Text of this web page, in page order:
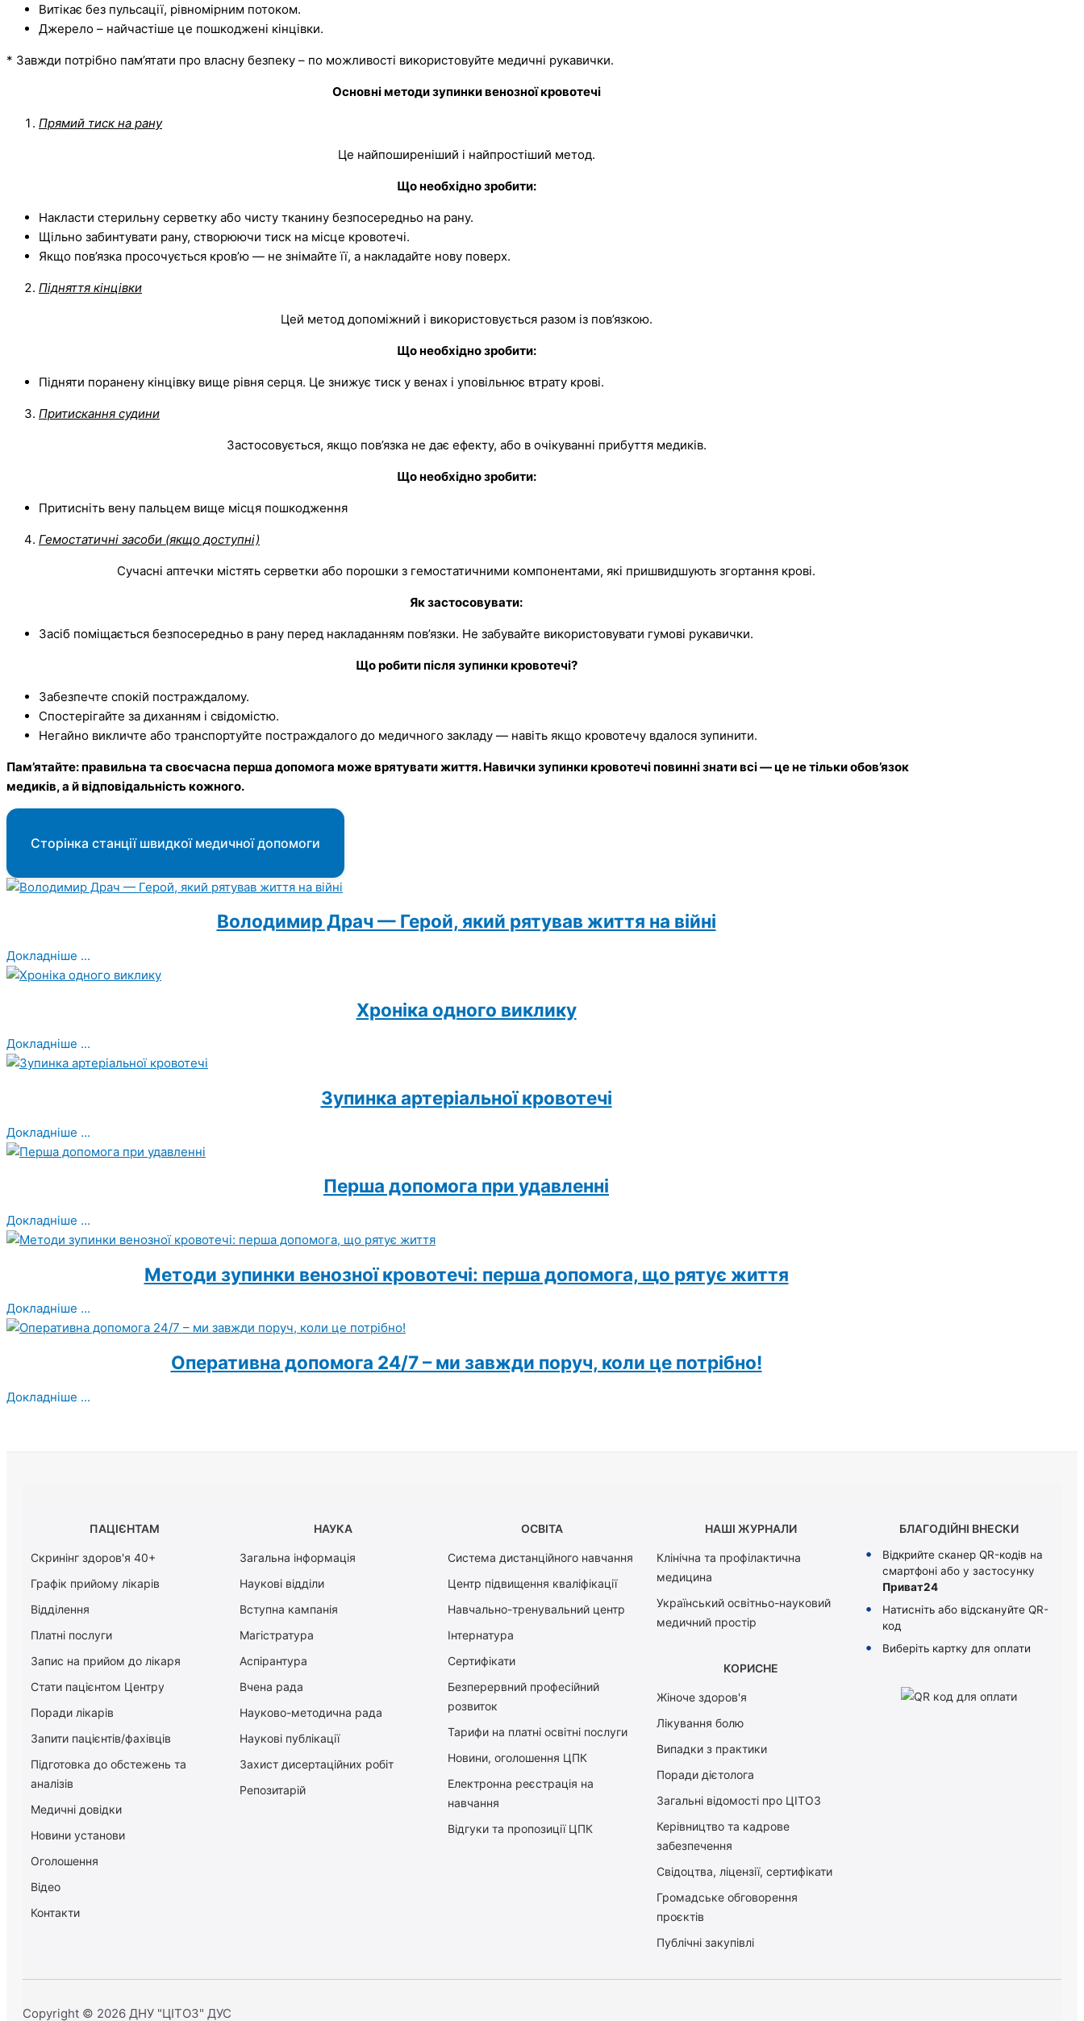
Витікає без пульсації, рівномірним потоком.
Джерело – найчастіше це пошкоджені кінцівки.
* Завжди потрібно пам’ятати про власну безпеку – по можливості використовуйте медичні рукавички.
Основні методи зупинки венозної кровотечі
Прямий тиск на рану
Це найпоширеніший і найпростіший метод.
Що необхідно зробити:
Накласти стерильну серветку або чисту тканину безпосередньо на рану.
Щільно забинтувати рану, створюючи тиск на місце кровотечі.
Якщо пов’язка просочується кров’ю — не знімайте її, а накладайте нову поверх.
Підняття кінцівки
Цей метод допоміжний і використовується разом із пов’язкою.
Що необхідно зробити:
Підняти поранену кінцівку вище рівня серця. Це знижує тиск у венах і уповільнює втрату крові.
Притискання судини
Застосовується, якщо пов’язка не дає ефекту, або в очікуванні прибуття медиків.
Що необхідно зробити:
Притисніть вену пальцем вище місця пошкодження
Гемостатичні засоби (якщо доступні)
Сучасні аптечки містять серветки або порошки з гемостатичними компонентами, які пришвидшують згортання крові.
Як застосовувати:
Засіб поміщається безпосередньо в рану перед накладанням пов’язки. Не забувайте використовувати гумові рукавички.
Що робити після зупинки кровотечі?
Забезпечте спокій постраждалому.
Спостерігайте за диханням і свідомістю.
Негайно викличте або транспортуйте постраждалого до медичного закладу — навіть якщо кровотечу вдалося зупинити.
Пам’ятайте: правильна та своєчасна перша допомога може врятувати життя. Навички зупинки кровотечі повинні знати всі — це не тільки обов’язок
медиків, а й відповідальність кожного.
Сторінка станції швидкої медичної допомоги
Володимир Драч — Герой, який рятував життя на війні
Докладніше ...
Хроніка одного виклику
Докладніше ...
Зупинка артеріальної кровотечі
Докладніше ...
Перша допомога при удавленні
Докладніше ...
Методи зупинки венозної кровотечі: перша допомога, що рятує життя
Докладніше ...
Оперативна допомога 24/7 – ми завжди поруч, коли це потрібно!
Докладніше ...
ПАЦІЄНТАМ
Скринінг здоров'я 40+
Графік прийому лікарів
Відділення
Платні послуги
Запис на прийом до лікаря
Стати пацієнтом Центру
Поради лікарів
Запити пацієнтів/фахівців
Підготовка до обстежень та
аналізів
Медичні довідки
Новини установи
Оголошення
Відео
Контакти
НАУКА
Загальна інформація
Наукові відділи
Вступна кампанія
Магістратура
Аспірантура
Вчена рада
Науково-методична рада
Наукові публікації
Захист дисертаційних робіт
Репозитарій
ОСВІТА
Система дистанційного навчання
Центр підвищення кваліфікації
Навчально-тренувальний центр
Інтернатура
Сертифікати
Безперервний професійний
розвиток
Тарифи на платні освітні послуги
Новини, оголошення ЦПК
Електронна реєстрація на
навчання
Відгуки та пропозиції ЦПК
НАШІ ЖУРНАЛИ
Клінічна та профілактична
медицина
Український освітньо-науковий
медичний простір
КОРИСНЕ
Жіноче здоров'я
Лікування болю
Випадки з практики
Поради дієтолога
Загальні відомості про ЦІТОЗ
Керiвництво та кадрове
забезпечення
Свідоцтва, ліцензії, сертифікати
Громадське обговорення
проєктів
Публічні закупівлі
БЛАГОДІЙНІ ВНЕСКИ
Відкрийте сканер QR-кодів на
смартфоні або у застосунку
Приват24
Натисніть або відскануйте QR-
код
Виберіть картку для оплати
Copyright © 2026 ДНУ "ЦІТОЗ" ДУС